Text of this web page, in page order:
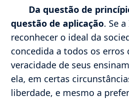
Da questão de
questão de aplicação. Se
reconhecer o ideal da
concedida a todos os erros
veracidade de seus
ela, em certas
liberdade, e mesmo a